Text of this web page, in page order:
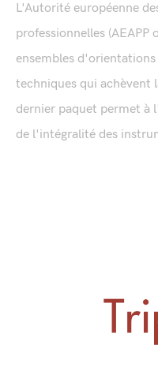
L'Autorité européenne
professionnelles (AEAPP
ensembles
techniques qui achèvent
dernier paquet permet à
de l'intégralité des